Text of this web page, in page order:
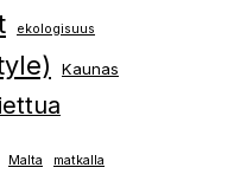
ekologisuus
Kaunas
Malta matkalla